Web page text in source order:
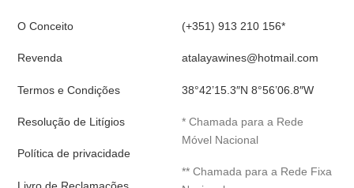
O Conceito
Revenda
Termos e Condições
Resolução de Litígios
Política de privacidade
Livro de Reclamações
(+351) 913 210 156*
atalayawines@hotmail.com
38°42’15.3″N 8°56’06.8″W
* Chamada para a Rede
Móvel Nacional
** Chamada para a Rede Fixa